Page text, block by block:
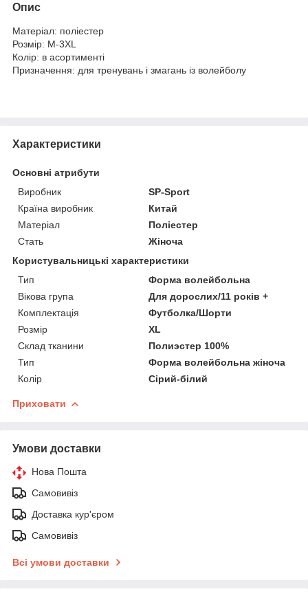
Опис
Матеріал: поліестер
Розмір: M-3XL
Колір: в асортименті
Призначення: для тренувань і змагань із волейболу
Характеристики
Основні атрибути
Виробник
SP-Sport
Країна виробник
Китай
Матеріал
Поліестер
Стать
Жіноча
Користувальницькі характеристики
Тип
Форма волейбольна
Вікова група
Для дорослих/11 років +
Комплектація
Футболка/Шорти
Розмір
XL
Склад тканини
Полиэстер 100%
Тип
Форма волейбольна жіноча
Колір
Сірий-білий
Приховати
Умови доставки
Нова Пошта
Самовивіз
Доставка кур'єром
Самовивіз
Всі умови доставки